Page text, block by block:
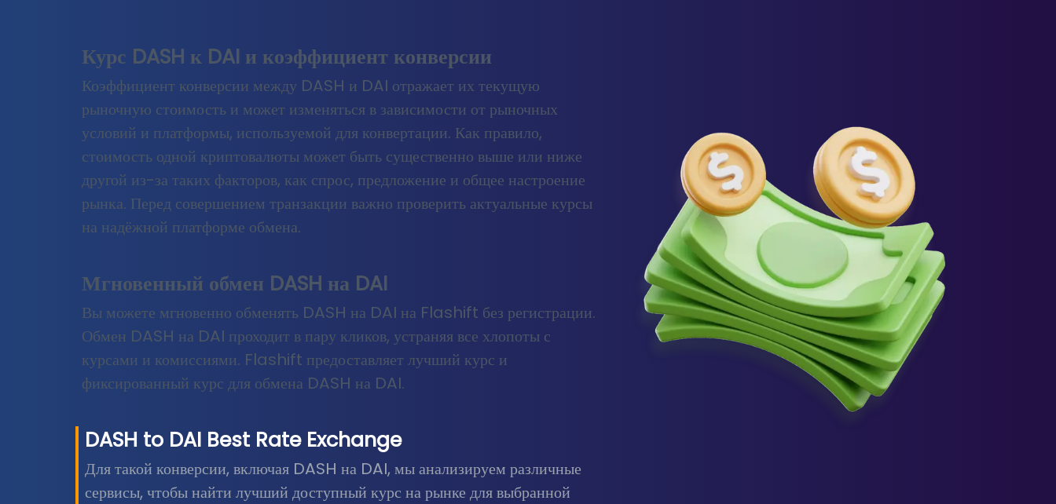
Курс DASH к DAI и коэффициент конверсии
Коэффициент конверсии между DASH и DAI отражает их текущую
рыночную стоимость и может изменяться в зависимости от рыночных
условий и платформы, используемой для конвертации. Как правило,
стоимость одной криптовалюты может быть существенно выше или ниже
другой из-за таких факторов, как спрос, предложение и общее настроение
рынка. Перед совершением транзакции важно проверить актуальные курсы
на надёжной платформе обмена.
Мгновенный обмен DASH на DAI
Вы можете мгновенно обменять DASH на DAI на Flashift без регистрации.
Обмен DASH на DAI проходит в пару кликов, устраняя все хлопоты с
курсами и комиссиями. Flashift предоставляет лучший курс и
фиксированный курс для обмена DASH на DAI.
DASH to DAI Best Rate Exchange
Для такой конверсии, включая DASH на DAI, мы анализируем различные
сервисы, чтобы найти лучший доступный курс на рынке для выбранной